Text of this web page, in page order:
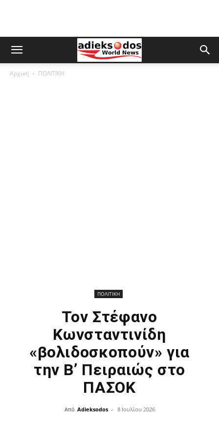
Αρχική ΠΟΛΙΤΙΚΗ
ΠΟΛΙΤΙΚΗ
Τον Στέφανο
Κωνσταντινίδη
«βολιδοσκοπούν» για
την Β’ Πειραιώς στο
ΠΑΣΟΚ
Από Adieksodos - 8 Ιουλίου 2026